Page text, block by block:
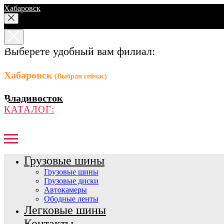
Хабаровск
Выберете удобный вам филиал:
Хабаровск (Выбран сейчас)
Владивосток
КАТАЛОГ:
Грузовые шины
Грузовые шины
Грузовые диски
Автокамеры
Ободные ленты
Легковые шины